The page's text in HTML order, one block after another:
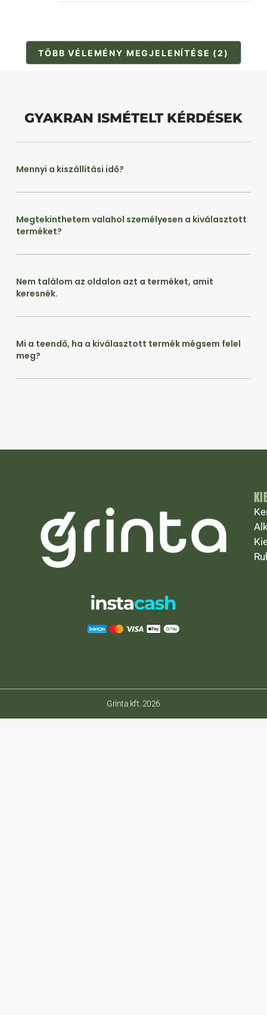
TÖBB VÉLEMÉNY MEGJELENÍTÉSE (2)
GYAKRAN ISMÉTELT KÉRDÉSEK
Mennyi a kiszállítási idő?
Megtekinthetem valahol személyesen a kiválasztott
terméket?
Nem találom az oldalon azt a terméket, amit
keresnék.
Mi a teendő, ha a kiválasztott termék mégsem felel
meg?
Grinta kft. 2026